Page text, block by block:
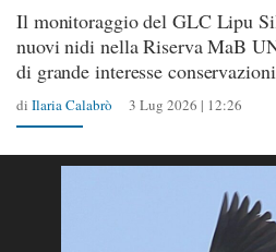
Il monitoraggio del GLC Lipu
nuovi nidi nella Riserva MaB
di grande interesse
di Ilaria Calabrò 3 Lug 2026 | 12:26